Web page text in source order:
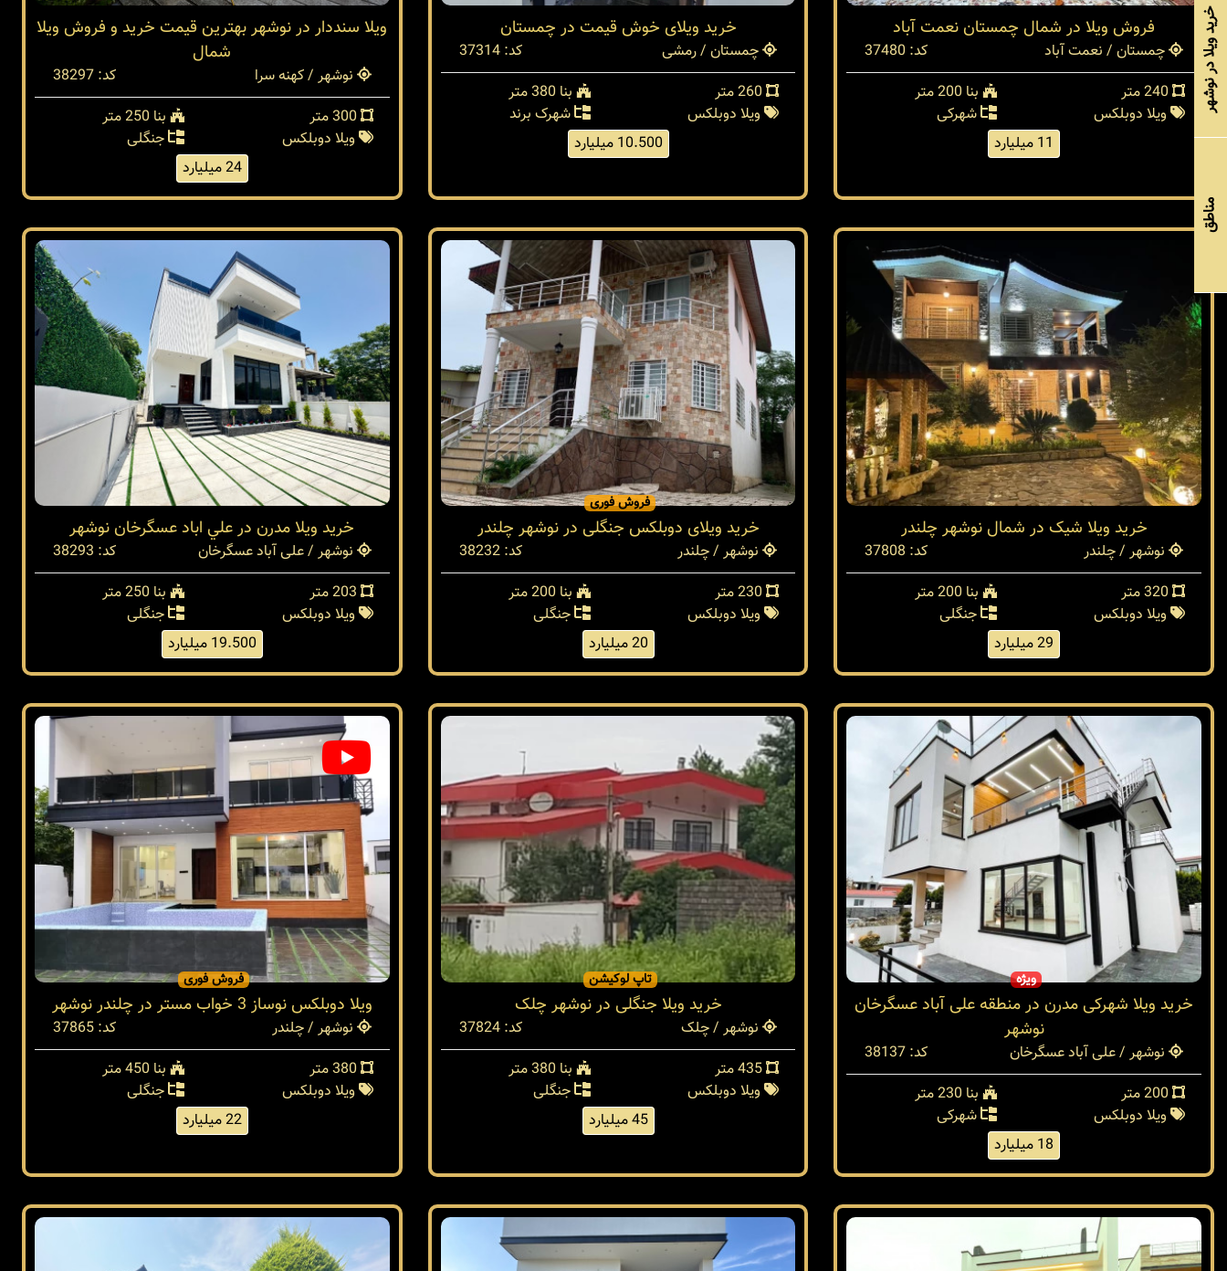
فروش ویلا در شمال چمستان نعمت آباد
چمستان / نعمت آباد
کد: 37480
بنا 200 متر
ویلا دوبلکس
شهرکی
11 میلیارد
خرید ویلای خوش قیمت در چمستان
چمستان / رمشی
کد: 37314
260 متر
بنا 380 متر
ویلا دوبلکس
شهرک برند
10.500 میلیارد
ویلا سنددار در نوشهر بهترین قیمت خرید و فروش ویلا
شمال
نوشهر / کهنه سرا
کد: 38297
بنا 250 متر
ویلا دوبلکس
جنگلی
24 میلیارد
خرید ویلا شیک در شمال نوشهر چلندر
نوشهر / چلندر
کد: 37808
بنا 200 متر
ویلا دوبلکس
جنگلی
29 میلیارد
فروش فوری
خرید ویلای دوبلکس جنگلی در نوشهر چلندر
نوشهر / چلندر
کد: 38232
230 متر
بنا 200 متر
ویلا دوبلکس
جنگلی
20 میلیارد
خريد ويلا مدرن در علي اباد عسگرخان نوشهر
نوشهر / علی آباد عسگرخان
کد: 38293
بنا 250 متر
ویلا دوبلکس
جنگلی
19.500 میلیارد
ویژه
خرید ویلا شهرکی مدرن در منطقه علی آباد عسگرخان
نوشهر
نوشهر / علی آباد عسگرخان
کد: 38137
بنا 230 متر
ویلا دوبلکس
شهرکی
18 میلیارد
تاپ لوکیشن
خرید ویلا جنگلی در نوشهر چلک
نوشهر / چلک
کد: 37824
435 متر
بنا 380 متر
ویلا دوبلکس
جنگلی
45 میلیارد
فروش فوری
ویلا دوبلکس نوساز 3 خواب مستر در چلندر نوشهر
نوشهر / چلندر
کد: 37865
بنا 450 متر
ویلا دوبلکس
جنگلی
22 میلیارد
خرید ویلا در نوشهر
مناطق